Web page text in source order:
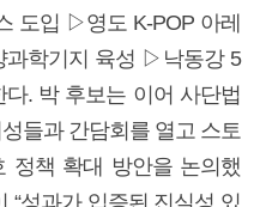
도입 ▷영도 K-POP 아레
학기지 육성 ▷낙동강 5
. 박 후보는 이어 사단법
들과 간담회를 열고 스토
정책 확대 방안을 논의했
“성과가 입증된 진실성 있